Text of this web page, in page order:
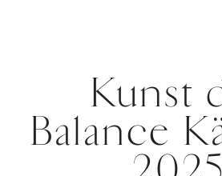
Kunst
Balance